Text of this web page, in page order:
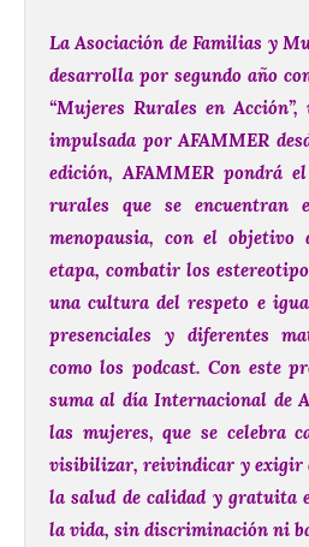
La Asociación de Familias y
desarrolla por segundo año
“Mujeres Rurales en
impulsada por AFAMMER
edición, AFAMMER pondrá
rurales que se
menopausia, con el objetivo
etapa, combatir los
una cultura del respeto e
presenciales y diferentes
como los podcast.Con este
suma al día Internacional de
las mujeres, que se celebra
visibilizar, reivindicar y exigir
la salud de calidad y gratuita
la vida, sin discriminación ni